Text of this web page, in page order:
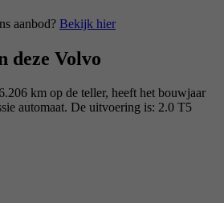
aanbod? Bekijk hier
deze Volvo
km op de teller, heeft het bouwjaar
automaat. De uitvoering is: 2.0 T5